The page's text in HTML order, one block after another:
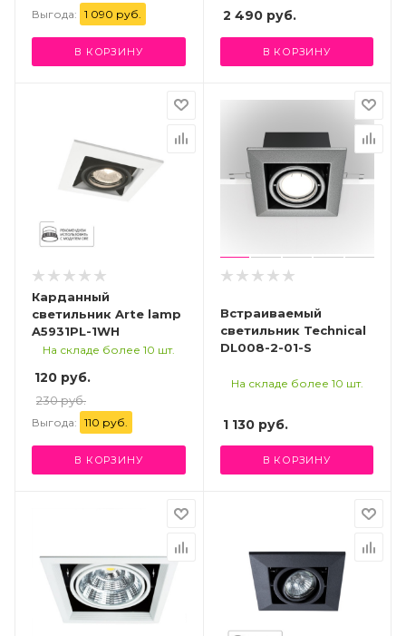
Выгода: 1 090 руб.
В КОРЗИНУ
2 490руб.
В КОРЗИНУ
Карданный
светильник Arte lamp
A5931PL-1WH
На складе более 10 шт.
120 руб.
230 руб.
Выгода: 110 руб.
В КОРЗИНУ
Встраиваемый
светильник Technical
DL008-2-01-S
На складе более 10 шт.
1 130руб.
В КОРЗИНУ